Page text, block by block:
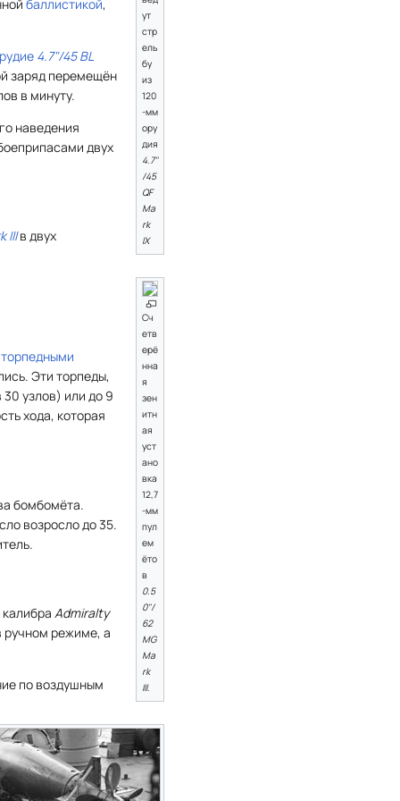
ут
стр
ель
бу
из
120
-мм
ору
дия
4.7"
/45
QF
Ma
rk
IX
Сч
етв
ерё
нна
я
зен
итн
ая
уст
ано
вка
12,7
-мм
пул
ем
ёто
в
0.5
0"/
62
MG
Ma
rk
III.
баллистикой,
4.7"/45 BL
заряд перемещён
в минуту.
наведения
двух
IIIв двух
Эти торпеды,
узлов) или до 9
хода, которая
бомбомёта.
возросло до 35.
Admiralty
ручном режиме, а
по воздушным